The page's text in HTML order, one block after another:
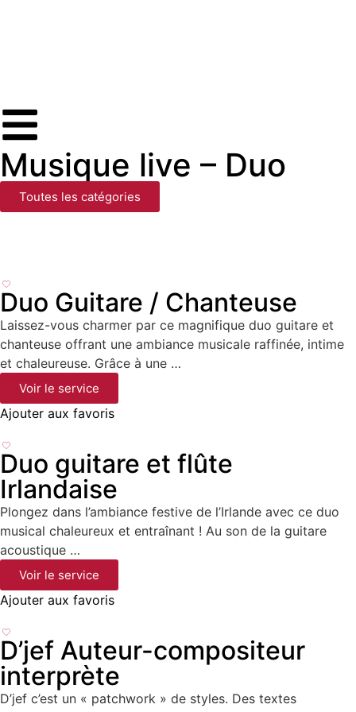
Musique live – Duo
Toutes les catégories
Duo Guitare / Chanteuse
Laissez-vous charmer par ce magnifique duo guitare et
chanteuse offrant une ambiance musicale raffinée, intime
et chaleureuse. Grâce à une …
Voir le service
Ajouter aux favoris
Duo guitare et flûte
Irlandaise
Plongez dans l’ambiance festive de l’Irlande avec ce duo
musical chaleureux et entraînant ! Au son de la guitare
acoustique …
Voir le service
Ajouter aux favoris
D’jef Auteur-compositeur
interprète
D’jef c’est un « patchwork » de styles. Des textes